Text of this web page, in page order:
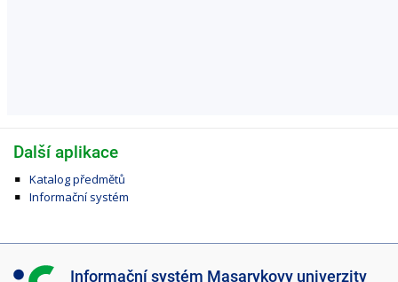
Další aplikace
Katalog předmětů
Informační systém
I Informační systém Masarykovy univerzity